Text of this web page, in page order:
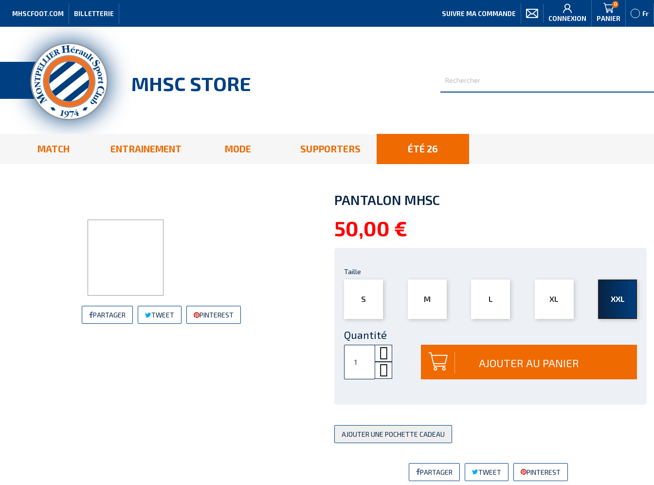
MHSCFOOT.COM BILLETTERIE SUIVRE MA COMMANDE
CONNEXION
0
PANIER
Fr
MHSC STORE
MATCH ENTRAINEMENT MODE SUPPORTERS ÉTÉ 26
PARTAGER TWEET PINTEREST
PANTALON MHSC
50,00 €
Taille
S M L XL XXL
Quantité
AJOUTER AU PANIER
AJOUTER UNE POCHETTE CADEAU
PARTAGER TWEET PINTEREST